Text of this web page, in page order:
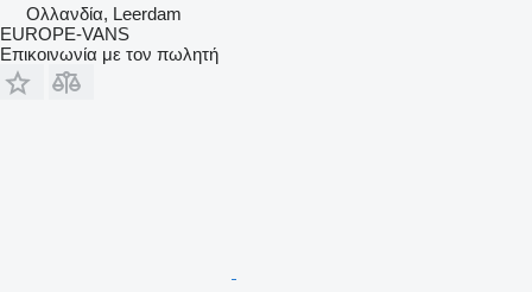
Ολλανδία, Leerdam
EUROPE-VANS
Επικοινωνία με τον πωλητή